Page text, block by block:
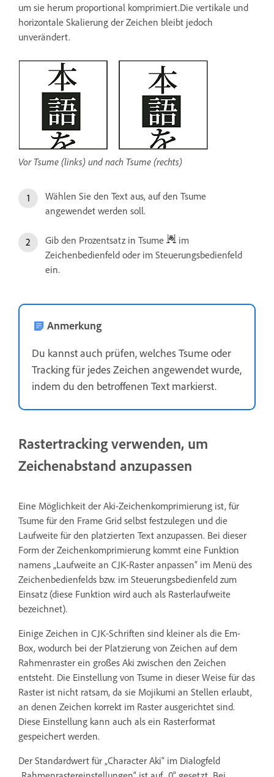
um sie herum proportional komprimiert.Die vertikale und
horizontale Skalierung der Zeichen bleibt jedoch
unverändert.
Vor Tsume (links) und nach Tsume (rechts)
Wählen Sie den Text aus, auf den Tsume
angewendet werden soll.
Gib den Prozentsatz in Tsume
im
Zeichenbedienfeld oder im Steuerungsbedienfeld
ein.
Anmerkung
Du kannst auch prüfen, welches Tsume oder
Tracking für jedes Zeichen angewendet wurde,
indem du den betroffenen Text markierst.
Rastertracking verwenden, um
Zeichenabstand anzupassen
Eine Möglichkeit der Aki-Zeichenkomprimierung ist, für
Tsume für den Frame Grid selbst festzulegen und die
Laufweite für den platzierten Text anzupassen. Bei dieser
Form der Zeichenkomprimierung kommt eine Funktion
namens „Laufweite an CJK-Raster anpassen“ im Menü des
Zeichenbedienfelds bzw. im Steuerungsbedienfeld zum
Einsatz (diese Funktion wird auch als Rasterlaufweite
bezeichnet).
Einige Zeichen in CJK-Schriften sind kleiner als die Em-
Box, wodurch bei der Platzierung von Zeichen auf dem
Rahmenraster ein großes Aki zwischen den Zeichen
entsteht. Die Einstellung von Tsume in dieser Weise für das
Raster ist nicht ratsam, da sie Mojikumi an Stellen erlaubt,
an denen Zeichen korrekt im Raster ausgerichtet sind.
Diese Einstellung kann auch als ein Rasterformat
gespeichert werden.
Der Standardwert für „Character Aki“ im Dialogfeld